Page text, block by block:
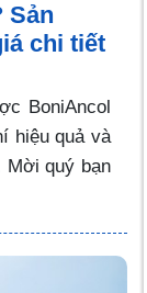
Sản
chi tiết
BoniAncol
hiệu quả và
Mời quý bạn